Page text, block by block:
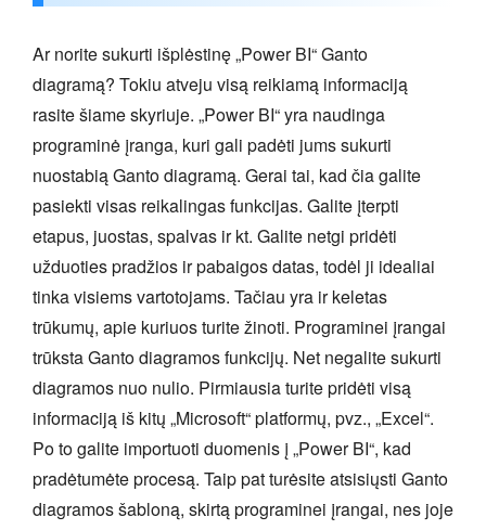
Ar norite sukurti išplėstinę „Power BI“ Ganto
diagramą? Tokiu atveju visą reikiamą informaciją
rasite šiame skyriuje. „Power BI“ yra naudinga
programinė įranga, kuri gali padėti jums sukurti
nuostabią Ganto diagramą. Gerai tai, kad čia galite
pasiekti visas reikalingas funkcijas. Galite įterpti
etapus, juostas, spalvas ir kt. Galite netgi pridėti
užduoties pradžios ir pabaigos datas, todėl ji idealiai
tinka visiems vartotojams. Tačiau yra ir keletas
trūkumų, apie kuriuos turite žinoti. Programinei įrangai
trūksta Ganto diagramos funkcijų. Net negalite sukurti
diagramos nuo nulio. Pirmiausia turite pridėti visą
informaciją iš kitų „Microsoft“ platformų, pvz., „Excel“.
Po to galite importuoti duomenis į „Power BI“, kad
pradėtumėte procesą. Taip pat turėsite atsisiųsti Ganto
diagramos šabloną, skirtą programinei įrangai, nes joje